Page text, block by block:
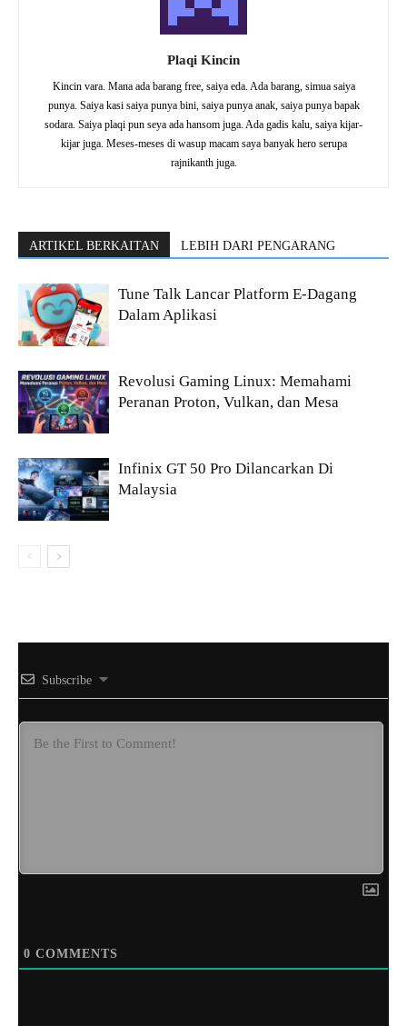
Plaqi Kincin
Kincin vara. Mana ada barang free, saiya eda. Ada barang, simua saiya
punya. Saiya kasi saiya punya bini, saiya punya anak, saiya punya bapak
sodara. Saiya plaqi pun seya ada hansom juga. Ada gadis kalu, saiya kijar-
kijar juga. Meses-meses di wasup macam saya banyak hero serupa
rajnikanth juga.
ARTIKEL BERKAITAN LEBIH DARI PENGARANG
Tune Talk Lancar Platform E-Dagang
Dalam Aplikasi
Revolusi Gaming Linux: Memahami
Peranan Proton, Vulkan, dan Mesa
Infinix GT 50 Pro Dilancarkan Di
Malaysia
Subscribe
0 COMMENTS